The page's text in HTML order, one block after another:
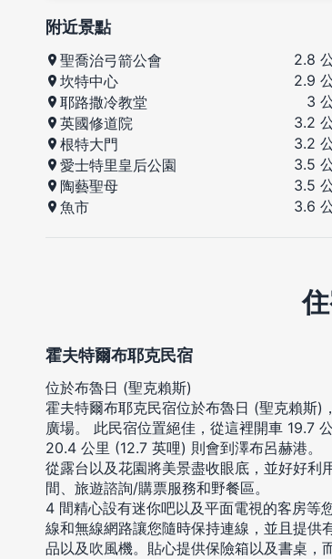
附近景點
聖喬治弓箭公會
2.8
坎特中心
2.9
耶路撒冷教堂
3
英國修道院
3.2
根特大門
3.2
愛士特里皇后公園
3.5
陶藝聖母
3.5
魚市
3.6
霍夫特爾布耶克民宿
位於布魯日 (聖克賴斯)
霍夫特爾布耶克民宿位於布魯日 (聖克賴斯)
廣場。 此民宿位置絕佳，從這裡開車 19.7
20.4 公里 (12.7 英哩) 則會到澤布呂赫港。
從露台以及花園將美景盡收眼底，並好好利
間、旅遊諮詢/購票服務和野餐區。
4 間精心設有迷你吧以及平面電視的客房等
線和無線網路讓您隨時保持連線，並且提供
品以及吹風機。貼心提供保險箱以及書桌，